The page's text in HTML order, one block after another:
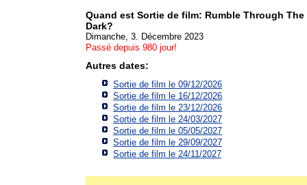
Quand est Sortie de film: Rumble Through The
Dark?
Dimanche, 3. Décembre 2023
Passé depuis 980 jour!
Autres dates:
Sortie de film le 09/12/2026
Sortie de film le 16/12/2026
Sortie de film le 23/12/2026
Sortie de film le 24/03/2027
Sortie de film le 05/05/2027
Sortie de film le 29/09/2027
Sortie de film le 24/11/2027